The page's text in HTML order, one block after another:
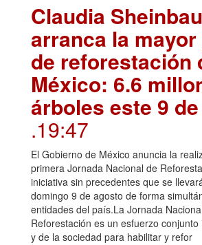
Claudia
arranca la
de reforestación
México: 6.6
árboles este 9
.19:47
El Gobierno de México anuncia la
primera Jornada Nacional de
iniciativa sin precedentes que se
domingo 9 de agosto de forma
entidades del país.La Jornada
Reforestación es un esfuerzo conjunto
y de la sociedad para habilitar y refor